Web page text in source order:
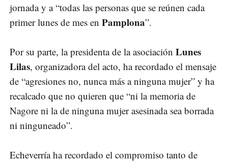
jornada y a “todas las personas que se reúnen cada
primer lunes de mes en Pamplona”.
Por su parte, la presidenta de la asociación Lunes
Lilas, organizadora del acto, ha recordado el mensaje
de “agresiones no, nunca más a ninguna mujer” y ha
recalcado que no quieren que “ni la memoria de
Nagore ni la de ninguna mujer asesinada sea borrada
ni ninguneado”.
Echeverría ha recordado el compromiso tanto de